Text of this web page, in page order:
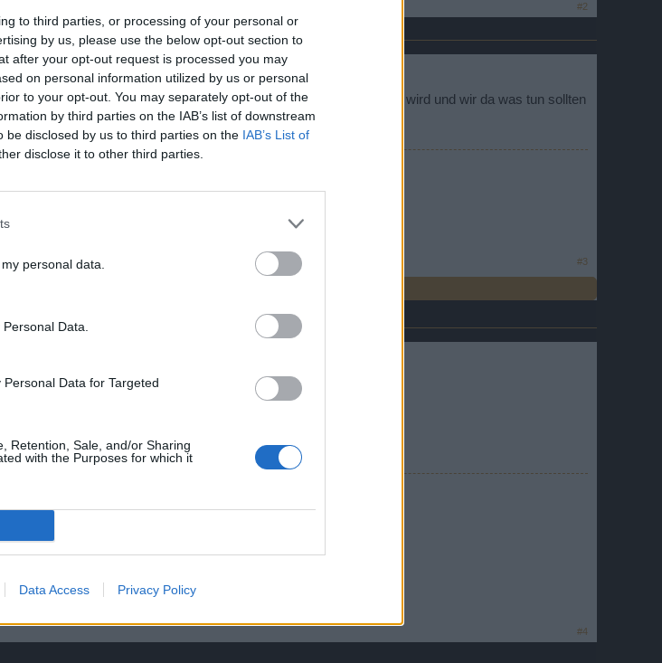
to third parties, or processing of your personal or
by us, please use the below opt-out section to
after your opt-out request is processed you may
on personal information utilized by us or personal
to your opt-out. You may separately opt-out of the
by third parties on the IAB’s list of downstream
be disclosed by us to third parties on the IAB’s List of
disclose it to other third parties.
personal data.
Data.
Data for Targeted
Retention, Sale, and/or Sharing
with the Purposes for which it
Data Access Privacy Policy
#2
Es geht einfach darum, dass es generell immer "roher" wird und wir da was tun sollten
die Anderen - sondern WIR
#3
auf ein absolutes Minimum reduziert nach dem PvP-Update
#4